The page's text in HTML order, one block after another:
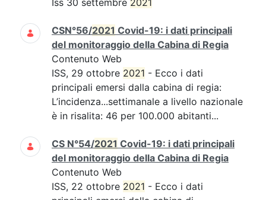
Iss 30 settembre 2021
CSN°56/2021 Covid-19: i dati principali
del monitoraggio della Cabina di Regia
Contenuto Web
ISS, 29 ottobre 2021 - Ecco i dati
principali emersi dalla cabina di regia:
L’incidenza...settimanale a livello nazionale
è in risalita: 46 per 100.000 abitanti...
CS N°54/2021 Covid-19: i dati principali
del monitoraggio della Cabina di Regia
Contenuto Web
ISS, 22 ottobre 2021 - Ecco i dati